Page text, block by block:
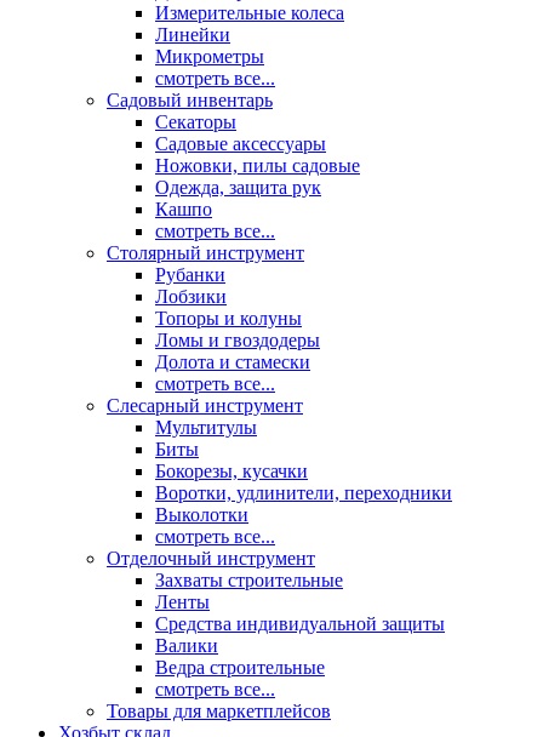
Измерительные колеса
Линейки
Микрометры
смотреть все...
Садовый инвентарь
Секаторы
Садовые аксессуары
Ножовки, пилы садовые
Одежда, защита рук
Кашпо
смотреть все...
Столярный инструмент
Рубанки
Лобзики
Топоры и колуны
Ломы и гвоздодеры
Долота и стамески
смотреть все...
Слесарный инструмент
Мультитулы
Биты
Бокорезы, кусачки
Воротки, удлинители, переходники
Выколотки
смотреть все...
Отделочный инструмент
Захваты строительные
Ленты
Средства индивидуальной защиты
Валики
Ведра строительные
смотреть все...
Товары для маркетплейсов
Хозбыт склад